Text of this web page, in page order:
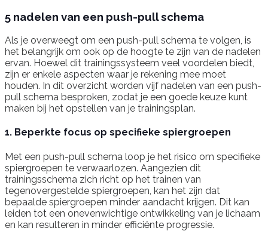
5 nadelen van een push-pull schema
Als je overweegt om een push-pull schema te volgen, is
het belangrijk om ook op de hoogte te zijn van de nadelen
ervan. Hoewel dit trainingssysteem veel voordelen biedt,
zijn er enkele aspecten waar je rekening mee moet
houden. In dit overzicht worden vijf nadelen van een push-
pull schema besproken, zodat je een goede keuze kunt
maken bij het opstellen van je trainingsplan.
1. Beperkte focus op specifieke spiergroepen
Met een push-pull schema loop je het risico om specifieke
spiergroepen te verwaarlozen. Aangezien dit
trainingsschema zich richt op het trainen van
tegenovergestelde spiergroepen, kan het zijn dat
bepaalde spiergroepen minder aandacht krijgen. Dit kan
leiden tot een onevenwichtige ontwikkeling van je lichaam
en kan resulteren in minder efficiënte progressie.